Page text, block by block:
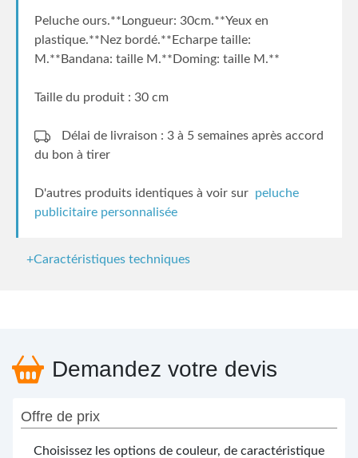
Peluche ours.**Longueur: 30cm.**Yeux en
plastique.**Nez bordé.**Echarpe taille:
M.**Bandana: taille M.**Doming: taille M.**
Taille du produit : 30 cm
Délai de livraison : 3 à 5 semaines après accord
du bon à tirer
D'autres produits identiques à voir sur peluche
publicitaire personnalisée
+Caractéristiques techniques
Demandez votre devis
Offre de prix
Choisissez les options de couleur, de caractéristique